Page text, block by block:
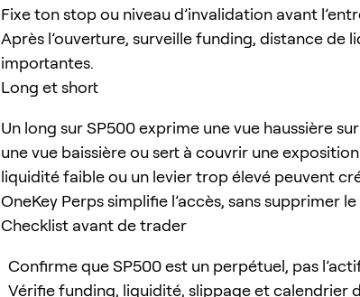
Fixe ton stop ou niveau d’invalidation avant
Après l’ouverture, surveille funding, distance de
importantes.
Long et short
Un long sur SP500 exprime une vue haussière
une vue baissière ou sert à couvrir une
liquidité faible ou un levier trop élevé peuvent
OneKey Perps simplifie l’accès, sans supprimer
Checklist avant de trader
Confirme que SP500 est un perpétuel, pas
Vérifie funding, liquidité, slippage et calendrier